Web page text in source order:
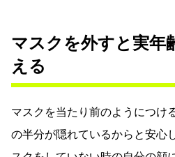
マスクを外すと実年
える
マスクを当たり前のようにつけ
の半分が隠れているからと安心